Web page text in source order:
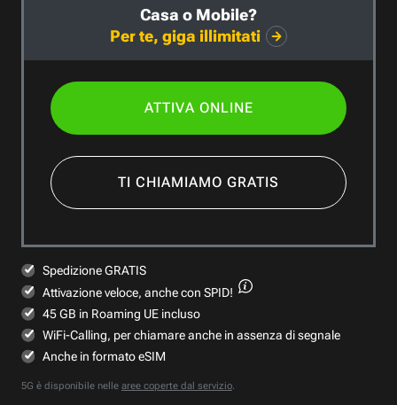
Casa o Mobile?
Per te, giga illimitati
ATTIVA ONLINE
TI CHIAMIAMO GRATIS
Spedizione GRATIS
Attivazione veloce, anche con SPID!
45 GB in Roaming UE incluso
WiFi-Calling, per chiamare anche in assenza di segnale
Anche in formato eSIM
5G è disponibile nelle aree coperte dal servizio.